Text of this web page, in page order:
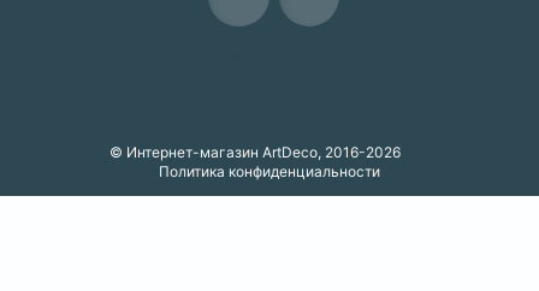
© Интернет-магазин ArtDeco, 2016-2026
Политика конфиденциальности